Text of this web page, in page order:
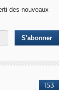
des nouveaux
153